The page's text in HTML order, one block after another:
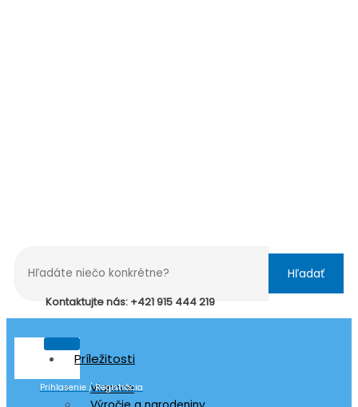
Hľadať
Kontaktujte nás: +421 915 444 219
Príležitosti
Vianoce
Prihlasenie / Registrácia